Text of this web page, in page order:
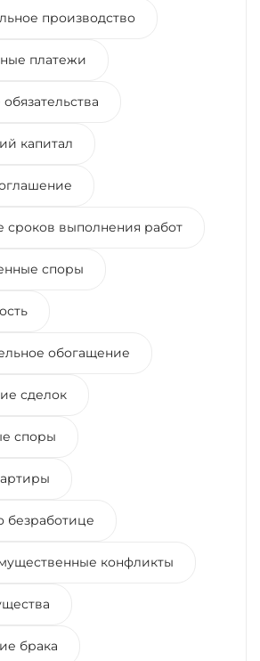
производство
платежи
капитал
выполнения работ
споры
обогащение
сделок
споры
безработице
конфликты
брака